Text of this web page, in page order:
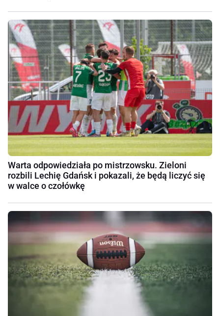
Warta odpowiedziała po mistrzowsku. Zieloni
rozbili Lechię Gdańsk i pokazali, że będą liczyć się
w walce o czołówkę